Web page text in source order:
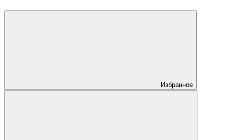
Избранное